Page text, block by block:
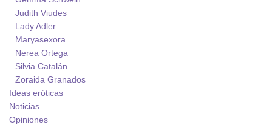
Judith Viudes
Lady Adler
Maryasexora
Nerea Ortega
Silvia Catalán
Zoraida Granados
Ideas eróticas
Noticias
Opiniones